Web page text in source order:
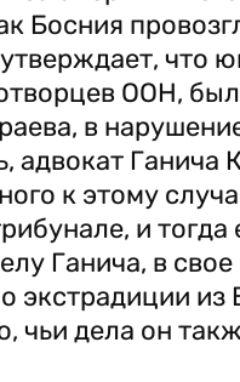
Босния
что
ООН,
в
Ганича
к этому
и тогда
Ганича, в
экстрадиции
чьи дела он